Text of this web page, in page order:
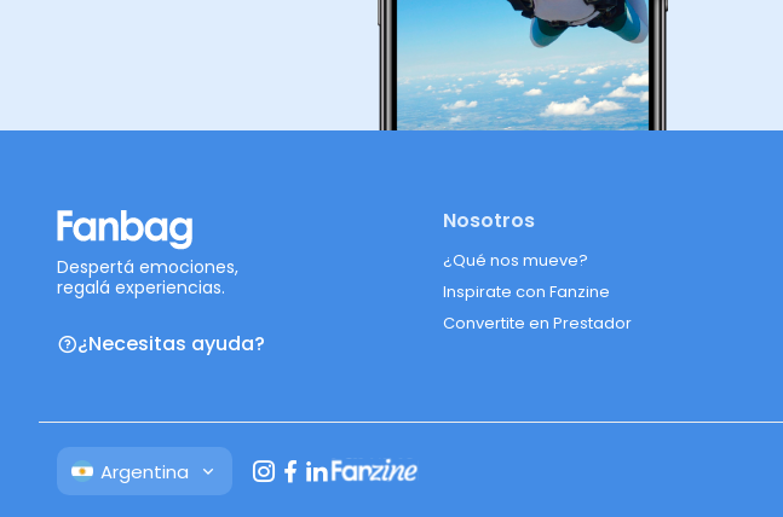
Despertá emociones,
regalá experiencias.
¿Necesitas ayuda?
Nosotros
¿Qué nos mueve?
Inspirate con Fanzine
Convertite en Prestador
Argentina